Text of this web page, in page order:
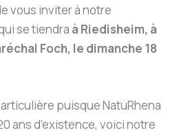
vous inviter à notre
se tiendra à Riedisheim, à
Foch, le dimanche 18
puisque NatuRhena
ans d’existence, voici notre